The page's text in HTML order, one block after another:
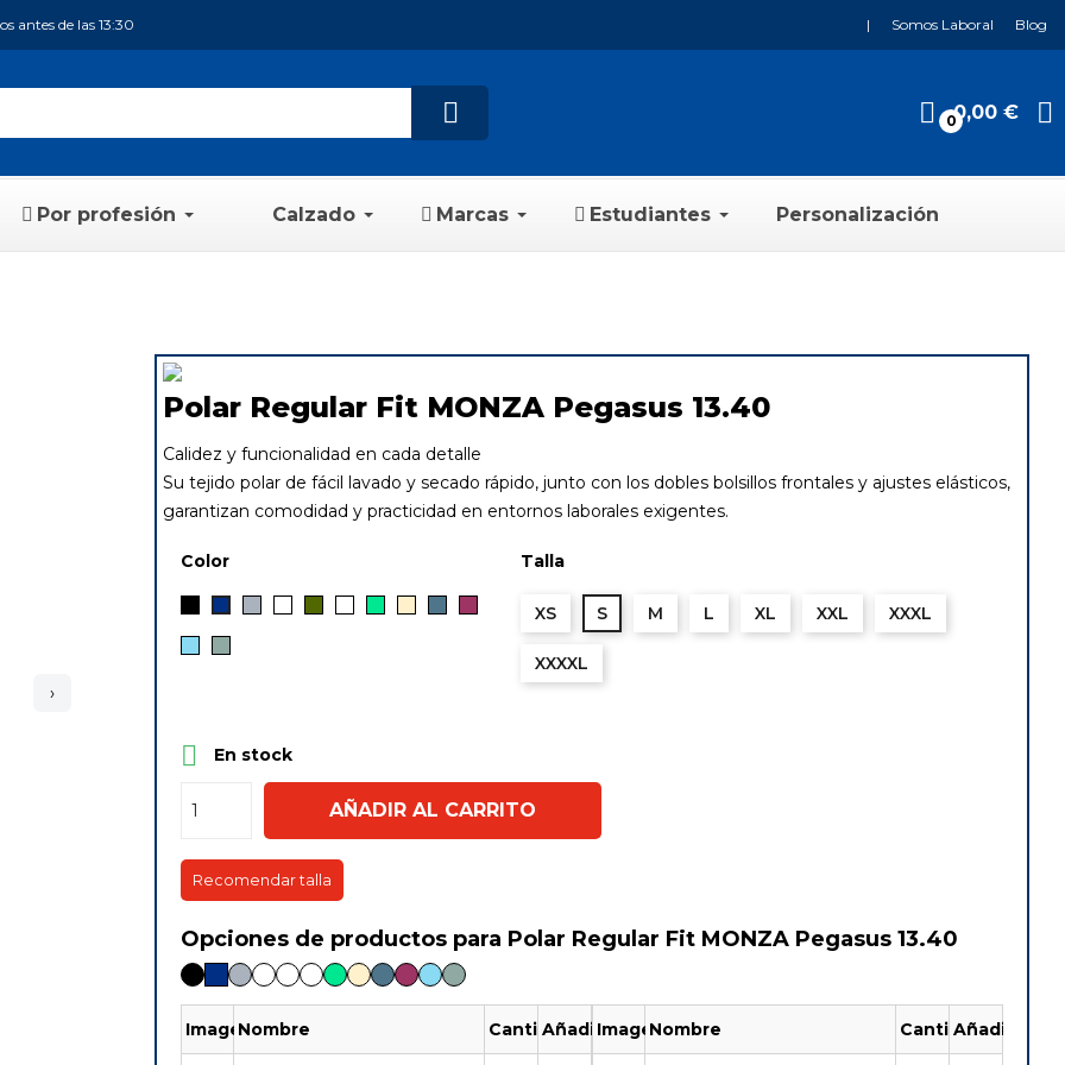
antes de las 13:30 | Somos Laboral Blog
00,00 €
Por profesión Calzado Marcas Estudiantes Personalización
›
Polar Regular Fit MONZA Pegasus 13.40
Calidez y funcionalidad en cada detalle
Su tejido polar de fácil lavado y secado rápido, junto con los dobles bolsillos frontales y ajustes elásticos,
garantizan comodidad y practicidad en entornos laborales exigentes.
Color
NegroMarino
GrisBlancoVerdeRosaVerdeArenaAzulFrambuesa
AzulVERDE
Talla
XS S M L XL XXL XXXL
XXXXL
 En stock
AÑADIR AL CARRITO
Recomendar talla
Opciones de productos para Polar Regular Fit MONZA Pegasus 13.40
ImagenNombre CantidadAñadirImagenNombre Cantidad
Añadir